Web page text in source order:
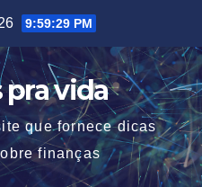
9:59:29 PM
vida
que fornece dicas
finanças